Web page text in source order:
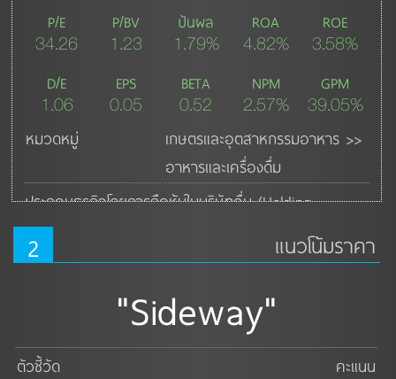
P/E
34.26
P/BV
1.23
ปันผล
1.79%
ROA
4.82%
ROE
3.58%
D/E
1.06
EPS
0.05
BETA
0.52
NPM
2.57%
GPM
39.05%
หมวดหมู่
เกษตรและอุตสาหกรรมอาหาร >>
อาหารและเครื่องดื่ม
ประกอบธุรกิจโดยการถือหุ้นในบริษัทอื่น (Holding
Company) โดยมีบริษัทแกน คือ บริษัท เซ็นเรสเตอร์รองโฮ
ลดิ้ง จำกัด ซึ่งประกอบธุรกิจร้านอาหารญี่ปุ่นภายใต้แบรนด์
2 แนวโน้มราคา
"Sideway"
ตัวชี้วัด
คะแนน